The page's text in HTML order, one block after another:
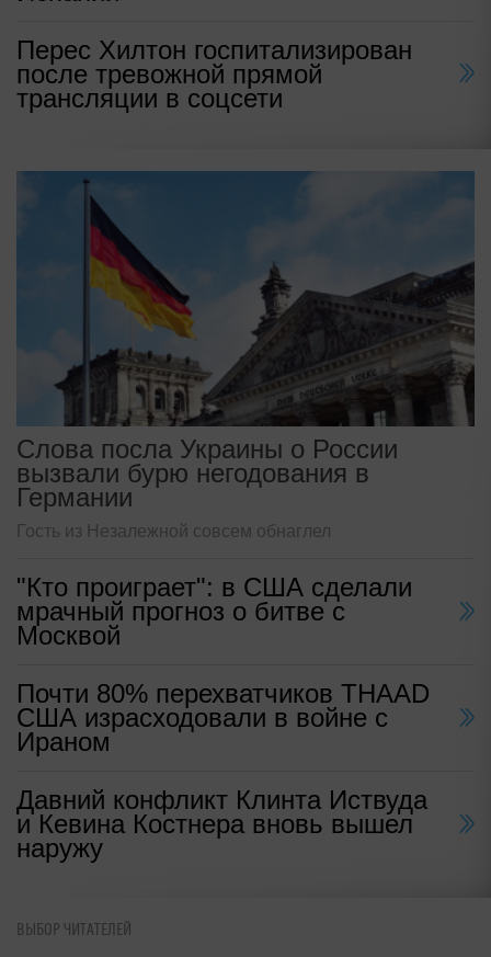
Перес Хилтон госпитализирован
после тревожной прямой
трансляции в соцсети
Слова посла Украины о России
вызвали бурю негодования в
Германии
Гость из Незалежной совсем обнаглел
"Кто проиграет": в США сделали
мрачный прогноз о битве с
Москвой
Почти 80% перехватчиков THAAD
США израсходовали в войне с
Ираном
Давний конфликт Клинта Иствуда
и Кевина Костнера вновь вышел
наружу
ВЫБОР ЧИТАТЕЛЕЙ